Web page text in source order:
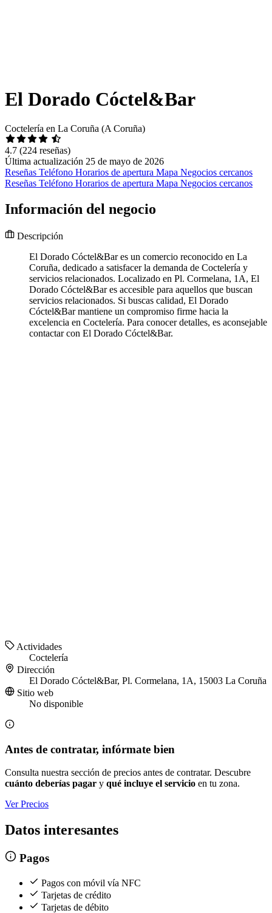
El Dorado Cóctel&Bar
Coctelería en La Coruña (A Coruña)
4.7 (224 reseñas)
Última actualización 25 de mayo de 2026
Reseñas Teléfono Horarios de apertura Mapa Negocios cercanos
Reseñas Teléfono Horarios de apertura Mapa Negocios cercanos
Información del negocio
Descripción
El Dorado Cóctel&Bar es un comercio reconocido en La
Coruña, dedicado a satisfacer la demanda de Coctelería y
servicios relacionados. Localizado en Pl. Cormelana, 1A, El
Dorado Cóctel&Bar es accesible para aquellos que buscan
servicios relacionados. Si buscas calidad, El Dorado
Cóctel&Bar mantiene un compromiso firme hacia la
excelencia en Coctelería. Para conocer detalles, es aconsejable
contactar con El Dorado Cóctel&Bar.
Actividades
Coctelería
Dirección
El Dorado Cóctel&Bar, Pl. Cormelana, 1A, 15003 La Coruña
Sitio web
No disponible
Antes de contratar, infórmate bien
Consulta nuestra sección de precios antes de contratar. Descubre
cuánto deberías pagar y qué incluye el servicio en tu zona.
Ver Precios
Datos interesantes
Pagos
Pagos con móvil vía NFC
Tarjetas de crédito
Tarjetas de débito